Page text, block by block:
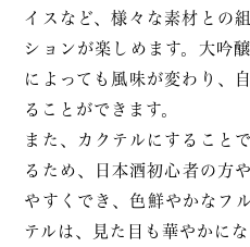
イスなど、様々な素材との
ションが楽しめます。大吟
によっても風味が変わり、
ることができます。
また、カクテルにすること
るため、日本酒初心者の方
やすくでき、色鮮やかなフ
テルは、見た目も華やかにな